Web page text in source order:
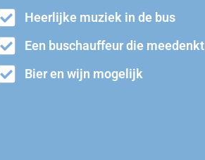
Heerlijke muziek in de bus
Een buschauffeur die meedenkt
Bier en wijn mogelijk